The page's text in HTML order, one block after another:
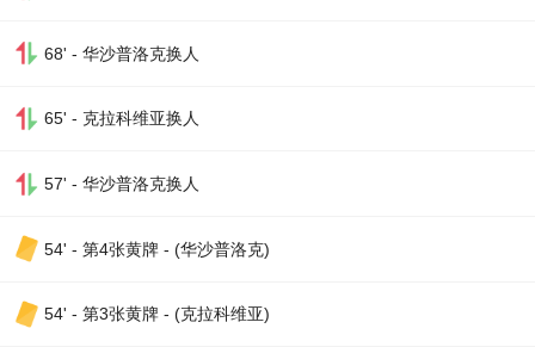
68' - 华沙普洛克换人
65' - 克拉科维亚换人
57' - 华沙普洛克换人
54' - 第4张黄牌 - (华沙普洛克)
54' - 第3张黄牌 - (克拉科维亚)